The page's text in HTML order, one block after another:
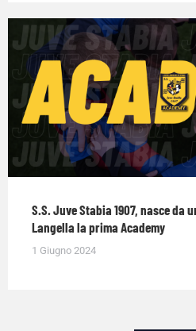
S.S. Juve Stabia 1907, nasce da
Langella la prima Academy
1 Giugno 2024